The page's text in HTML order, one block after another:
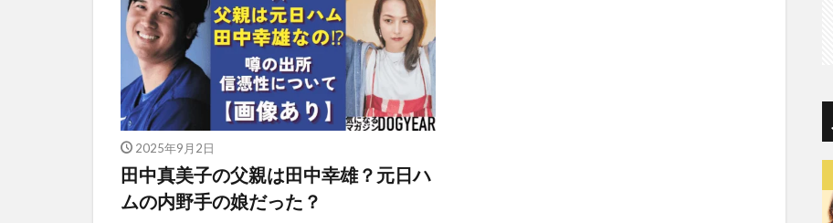
2025年9月2日
田中真美子の父親は田中幸雄？元日ハ
ムの内野手の娘だった？